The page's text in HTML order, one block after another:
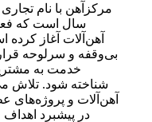
سال است که
آهن‌آلات آغاز
بی‌وقفه و سرلوحه
خدمت به
شناخته شود. تلاش
آهن‌آلات و
در پیشبرد